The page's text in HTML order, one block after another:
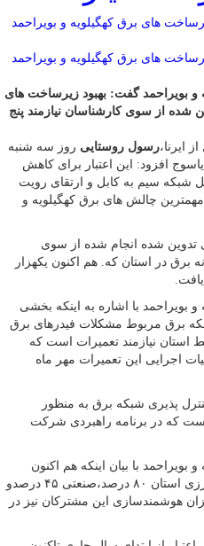
و بویراحمد گفت: بهبود زیرساخت های
از سوی کارشناسان نیازمند پنج
ایرنا،رسول روستایی روز سه شنبه
افزود: این اعتبار برای کاهش
شبکه سیم به کابل و ارتقای رویت
چالش های برق کهگیلویه و
تدوین شده انجام شده از سوی
برق در استان که. هم اکنون یکهزار
بویراحمد با اشاره به اینکه بخشی
برق مربوط مشکلات فیدرهای برق
شبکه متوسط استان نیازمند تعمیرات است که
اجرایی این تعمیرات مهر ماه
پذیری شبکه برق به منظور
است که در برنامه راهبردی شرکت
با بیان اینکه هم اکنون
میزان هوشمندسازی کنتور های کشاورزی استان ۸۰ درصد،صنعتی ۴۵ درصدو
میزان هوشمندسازی این مشترکان نیز در